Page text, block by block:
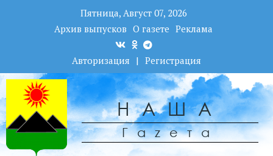
Пятница, Август 07, 2026
Архив выпусков О газете Реклама
Авторизация | Регистрация
НАША
Гаzета